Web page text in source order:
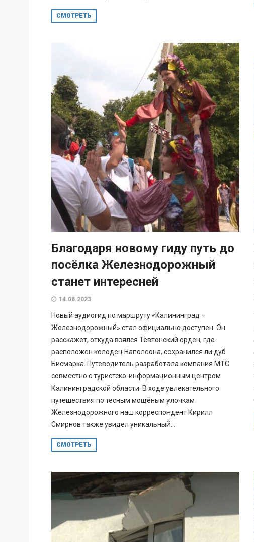
СМОТРЕТЬ
Благодаря новому гиду путь до
посёлка Железнодорожный
станет интересней
14.08.2023
Новый аудиогид по маршруту «Калининград –
Железнодорожный» стал официально доступен. Он
расскажет, откуда взялся Тевтонский орден, где
расположен колодец Наполеона, сохранился ли дуб
Бисмарка. Путеводитель разработала компания МТС
совместно с туристско-информационным центром
Калининградской области. В ходе увлекательного
путешествия по тесным мощёным улочкам
Железнодорожного наш корреспондент Кирилл
Смирнов также увидел уникальный...
СМОТРЕТЬ